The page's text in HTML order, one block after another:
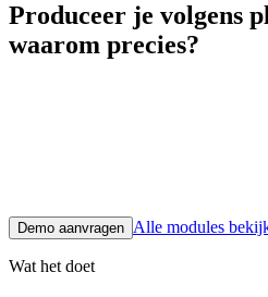
Produceer je volgens
waarom precies?
Demo aanvragen Alle modules
Wat het doet